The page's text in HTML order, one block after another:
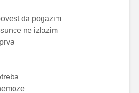
da pogazim
ne izlazim